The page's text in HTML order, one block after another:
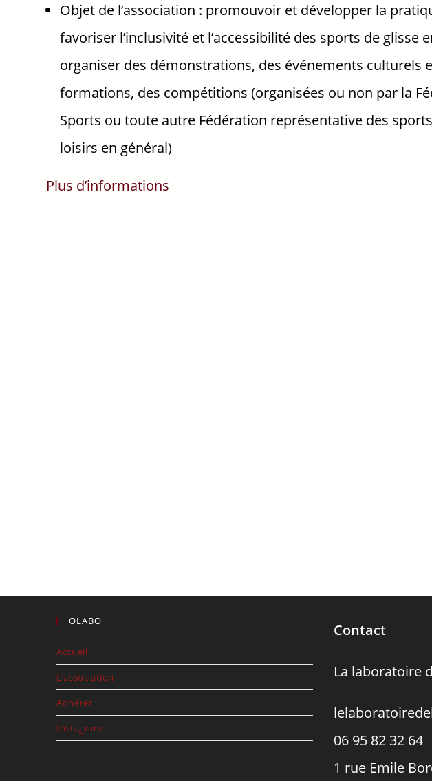
Objet de l’association : promouvoir et développer la
favoriser l’inclusivité et l’accessibilité des sports de glisse
organiser des démonstrations, des événements culturels
formations, des compétitions (organisées ou non par la
Sports ou toute autre Fédération représentative des
loisirs en général)
Plus d’informations
OLABO
Accueil
L’association
Adhérer
Instagram
Contact
La laboratoire
06 95 82 32 64
1 rue Emile